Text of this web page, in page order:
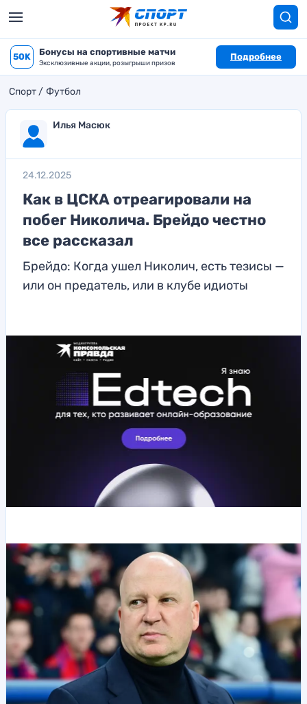
50K Бонусы на спортивные матчи
Эксклюзивные акции, розыгрыши призов
Подробнее
Спорт Футбол
Илья Масюк
24.12.2025
Как в ЦСКА отреагировали на
побег Николича. Брейдо честно
все рассказал
Брейдо: Когда ушел Николич, есть тезисы —
или он предатель, или в клубе идиоты